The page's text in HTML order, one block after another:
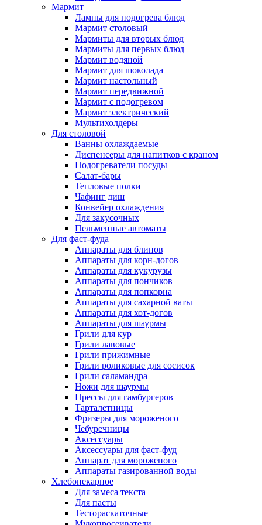
Мармит
Лампы для подогрева блюд
Мармит столовый
Мармиты для вторых блюд
Мармиты для первых блюд
Мармит водяной
Мармит для шоколада
Мармит настольный
Мармит передвижной
Мармит с подогревом
Мармит электрический
Мультихолдеры
Для столовой
Ванны охлаждаемые
Диспенсеры для напитков с краном
Подогреватели посуды
Салат-бары
Тепловые полки
Чафинг диш
Конвейер охлаждения
Для закусочных
Пельменные автоматы
Для фаст-фуда
Аппараты для блинов
Аппараты для корн-догов
Аппараты для кукурузы
Аппараты для пончиков
Аппараты для попкорна
Аппараты для сахарной ваты
Аппараты для хот-догов
Аппараты для шаурмы
Грили для кур
Грили лавовые
Грили прижимные
Грили роликовые для сосисок
Грили саламандра
Ножи для шаурмы
Прессы для гамбургеров
Тарталетницы
Фризеры для мороженого
Чебуречницы
Аксессуары
Аксессуары для фаст-фуд
Аппарат для мороженого
Аппараты газированной воды
Хлебопекарное
Для замеса текста
Для пасты
Тестораскаточные